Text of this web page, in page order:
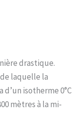
drastique.
laquelle la
isotherme 0°C
mètres à la mi-